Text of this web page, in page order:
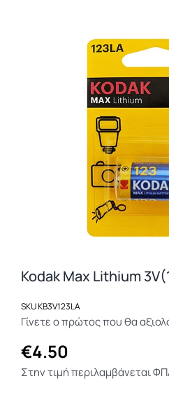
Σχετικά με εμάς
Kodak Max Lithium
SKUΚΒ3V123LA
Γίνετε ο πρώτος που θα
€4.50
Στην τιμή περιλαμβάνεται